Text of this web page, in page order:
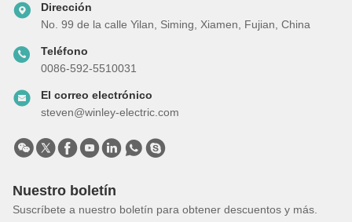
Dirección
No. 99 de la calle Yilan, Siming, Xiamen, Fujian, China
Teléfono
0086-592-5510031
El correo electrónico
steven@winley-electric.com
Nuestro boletín
Suscríbete a nuestro boletín para obtener descuentos y más.